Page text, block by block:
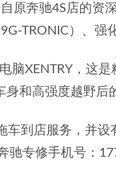
原奔驰4S店的
TRONIC）、强
脑XENTRY，这
和高强度越野后
车到店服务，并
专修手机号：